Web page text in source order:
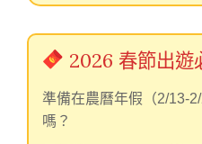
2026 春節出遊
準備在農曆年假（2/13-
嗎？